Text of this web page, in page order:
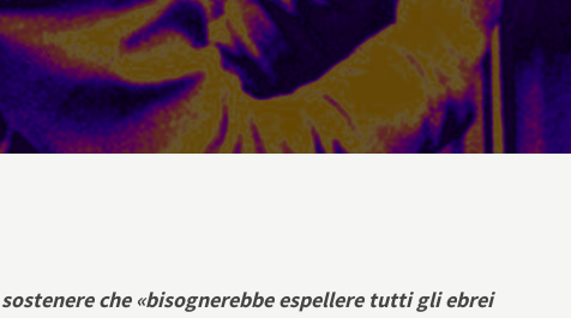
sostenere che «bisognerebbe espellere tutti gli ebrei